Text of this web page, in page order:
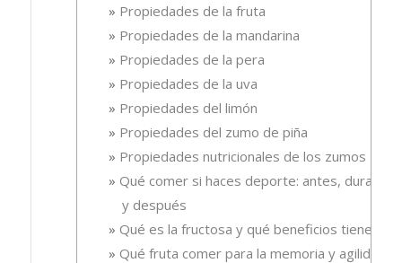
Propiedades de la fruta
Propiedades de la mandarina
Propiedades de la pera
Propiedades de la uva
Propiedades del limón
Propiedades del zumo de piña
Propiedades nutricionales de los zumos
Qué comer si haces deporte: antes, durante
y después
Qué es la fructosa y qué beneficios tiene
Qué fruta comer para la memoria y agilidad